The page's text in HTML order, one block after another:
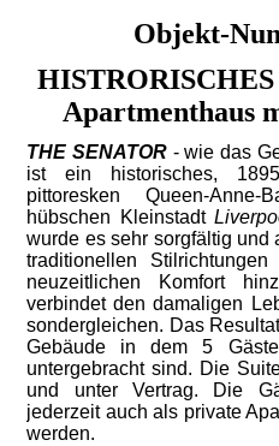
Objekt-
Apartmenthaus
THE SENATOR - wie das
ist ein historisches,
pittoresken Queen-
hübschen Kleinstadt
wurde es sehr sorgfältig und
traditionellen
neuzeitlichen Komfort
verbindet den damaligen
sondergleichen. Das
Gebäude in dem 5
untergebracht sind. Die
und unter Vertrag. Die
jederzeit auch als private
werden.